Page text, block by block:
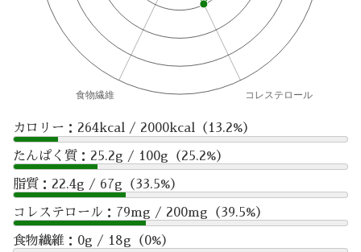
カロリー：264kcal / 2000kcal（13.2%）
たんぱく質：25.2g / 100g（25.2%）
脂質：22.4g / 67g（33.5%）
コレステロール：79mg / 200mg（39.5%）
食物繊維：0g / 18g（0%）